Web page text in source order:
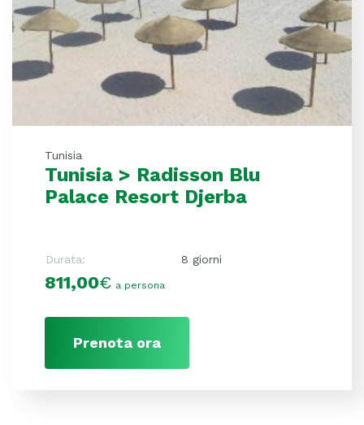
Tunisia
Tunisia > Radisson Blu
Palace Resort Djerba
Durata: 8 giorni
811,00€ a persona
Prenota ora